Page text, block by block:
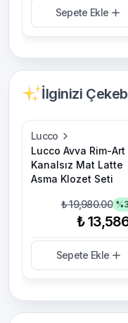
Sepete Ekle
İlginizi
Lucco
Lucco Avva Rim-Art
Kanalsız Mat Latte
Asma Klozet Seti
₺ 19,980.00 %
₺
Sepete Ekle